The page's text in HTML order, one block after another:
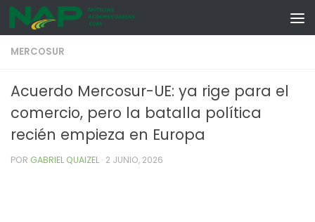
Skip to content
MERCOSUR
Acuerdo Mercosur-UE: ya rige para el
comercio, pero la batalla política
recién empieza en Europa
POR GABRIEL QUAIZEL · 2 JUNIO, 2026